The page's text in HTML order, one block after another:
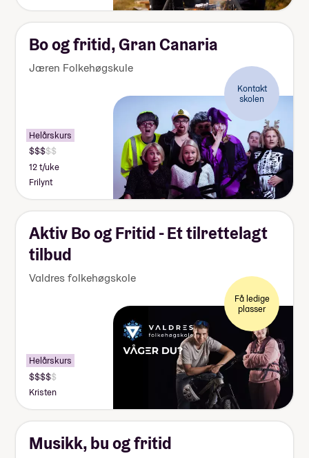
Bo og fritid, Gran Canaria
Jæren Folkehøgskule
Kontakt
skolen
Helårskurs
12 t/uke
Frilynt
Aktiv Bo og Fritid - Et tilrettelagt
tilbud
Valdres folkehøgskole
Få ledige
plasser
Helårskurs
Kristen
Musikk, bu og fritid